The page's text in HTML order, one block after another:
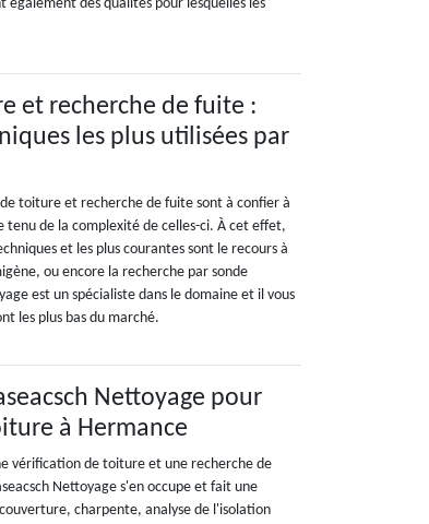
également des qualités pour lesquelles les
et recherche de fuite :
les plus utilisées par
toiture et recherche de fuite sont à confier à
tenu de la complexité de celles-ci. À cet effet,
et les plus courantes sont le recours à
ou encore la recherche par sonde
est un spécialiste dans le domaine et il vous
les plus bas du marché.
Nettoyage pour
à Hermance
vérification de toiture et une recherche de
Nettoyage s'en occupe et fait une
charpente, analyse de l'isolation